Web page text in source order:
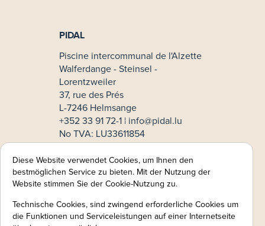
PIDAL
Piscine intercommunal de l'Alzette
Walferdange - Steinsel -
Lorentzweiler
37, rue des Prés
L-7246 Helmsange
+352 33 91 72-1 ¦ info@pidal.lu
No TVA: LU33611854
MasterCard
VISA
Informations légales:
Diese Website verwendet Cookies, um Ihnen den
bestmöglichen Service zu bieten. Mit der Nutzung der
Website stimmen Sie der Cookie-Nutzung zu.
Technische Cookies, sind zwingend erforderliche Cookies um
die Funktionen und Serviceleistungen auf einer Internetseite